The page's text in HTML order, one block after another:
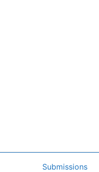
Submissions